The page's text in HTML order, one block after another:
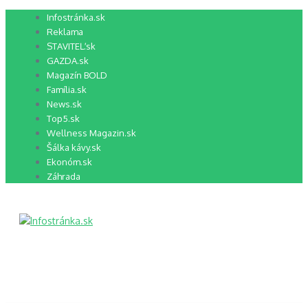
Preskočiť Infostránka.sk
Reklama
STAVITEĽ.sk
GAZDA.sk
Magazín BOLD
Família.sk
News.sk
Top5.sk
Wellness Magazin.sk
Šálka kávy.sk
Ekonóm.sk
Záhrada